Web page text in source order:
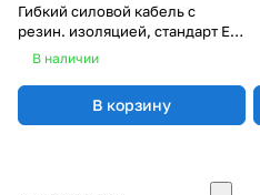
Гибкий силовой кабель с
резин. изоляцией, стандарт EN
50525-2-21, для эксплуатации в
В наличии
В корзину